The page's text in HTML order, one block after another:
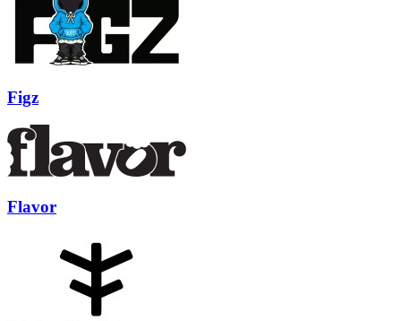
Figz
Flavor